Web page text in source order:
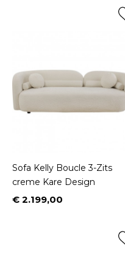
Sofa Kelly Boucle 3-Zits
creme Kare Design
Prijs
€ 2.199,00